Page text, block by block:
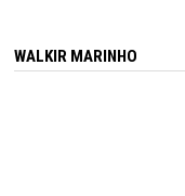
WALKIR MARINHO